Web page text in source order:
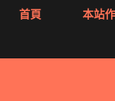
首頁 本站